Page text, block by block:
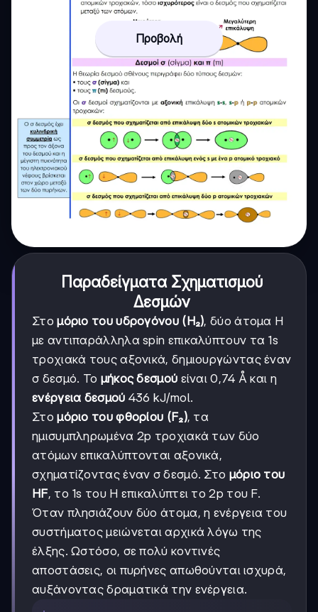
Προβολή
Παραδείγματα Σχηματισμού
Δεσμών
Στομόριο του υδρογόνου (H₂), δύο άτομα H
με αντιπαράλληλα spin επικαλύπτουν τα 1s
τροχιακά τους αξονικά, δημιουργώντας έναν
σ δεσμό. Το μήκος δεσμού είναι 0,74 Å και η
ενέργεια δεσμού 436 kJ/mol.
Στομόριο του φθορίου (F₂), τα
ημισυμπληρωμένα 2p τροχιακά των δύο
ατόμων επικαλύπτονται αξονικά,
σχηματίζοντας έναν σ δεσμό. Στο μόριο του
HF, το 1s του H επικαλύπτει το 2p του F.
Όταν πλησιάζουν δύο άτομα, η ενέργεια του
συστήματος μειώνεται αρχικά λόγω της
έλξης. Ωστόσο, σε πολύ κοντινές
αποστάσεις, οι πυρήνες απωθούνται ισχυρά,
αυξάνοντας δραματικά την ενέργεια.